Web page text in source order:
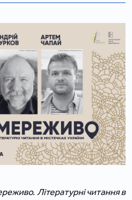
Літературні читання в